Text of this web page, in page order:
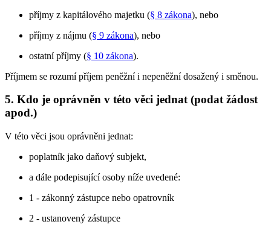
příjmy z kapitálového majetku (§ 8 zákona), nebo
příjmy z nájmu (§ 9 zákona), nebo
ostatní příjmy (§ 10 zákona).
Příjmem se rozumí příjem peněžní i nepeněžní dosažený i směnou.
5. Kdo je oprávněn v této věci jednat (podat žádost
apod.)
V této věci jsou oprávněni jednat:
poplatník jako daňový subjekt,
a dále podepisující osoby níže uvedené:
1 - zákonný zástupce nebo opatrovník
2 - ustanovený zástupce